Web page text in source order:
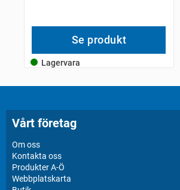
Se produkt
Lagervara
Vårt företag
Om oss
Kontakta oss
Produkter A-Ö
Webbplatskarta